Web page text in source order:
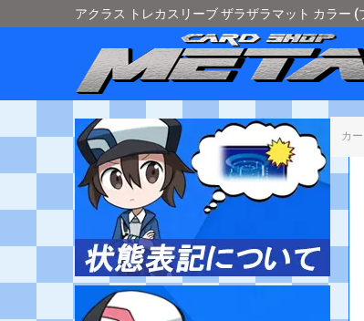
アクラス トレカスリーブ ザラザラマット カラー